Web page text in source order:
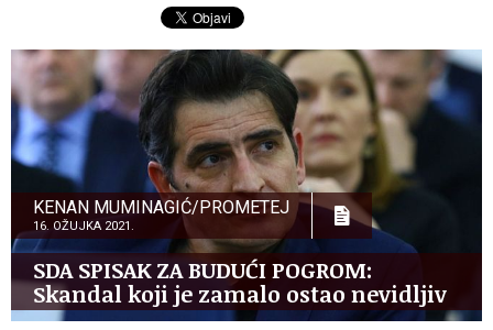
KENAN MUMINAGIĆ/PROMETEJ
16. OŽUJKA 2021.
SDA SPISAK ZA BUDUĆI POGROM:
Skandal koji je zamalo ostao nevidljiv